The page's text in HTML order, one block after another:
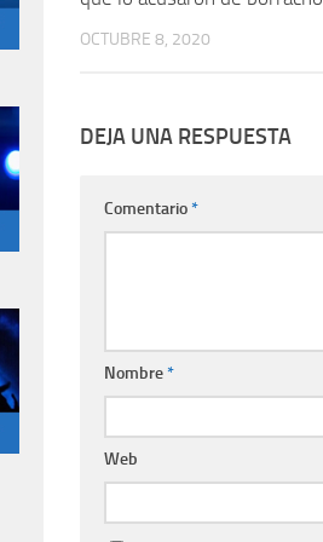
OCTUBRE 8, 2020
DEJA UNA RESPUESTA
Comentario*
Nombre*
Web